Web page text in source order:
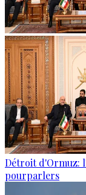
Détroit d'Ormuz:
pourparlers